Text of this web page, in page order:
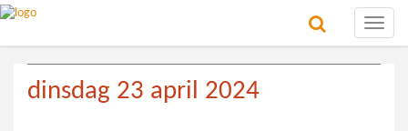
Toggle
dinsdag 23 april 2024